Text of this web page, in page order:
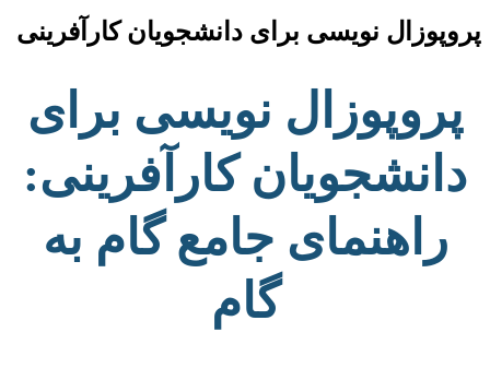
پروپوزال نویسی برای دانشجویان کارآفرینی
پروپوزال نویسی برای
دانشجویان کارآفرینی:
راهنمای جامع گام به
گام